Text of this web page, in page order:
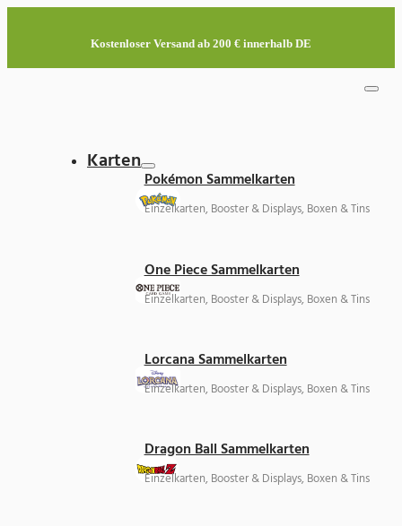
Kostenloser Versand ab 200 € innerhalb DE
Karten
Pokémon Sammelkarten
Einzelkarten, Booster & Displays, Boxen & Tins
One Piece Sammelkarten
Einzelkarten, Booster & Displays, Boxen & Tins
Lorcana Sammelkarten
Einzelkarten, Booster & Displays, Boxen & Tins
Dragon Ball Sammelkarten
Einzelkarten, Booster & Displays, Boxen & Tins